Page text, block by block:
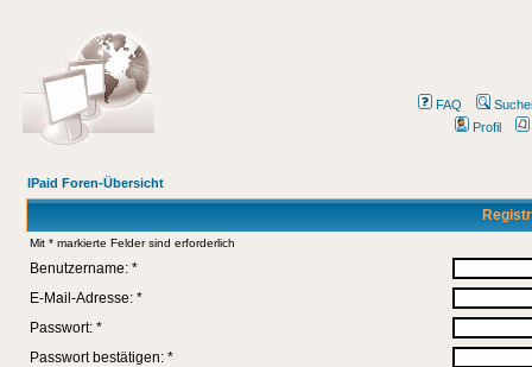
FAQ
Profil
IPaid Foren-Übersicht
Mit * markierte Felder sind erforderlich
Benutzername: *
E-Mail-Adresse: *
Passwort: *
Passwort bestätigen: *